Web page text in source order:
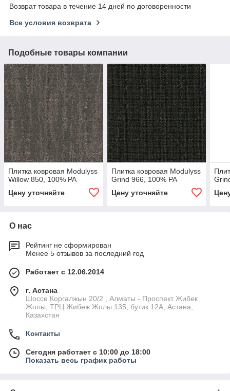
Возврат товара в течение 14 дней по договоренности
Все условия возврата
Подобные товары компании
Плитка ковровая Modulyss
Willow 850, 100% PA
Цену уточняйте
Плитка ковровая Modulyss
Grind 966, 100% PA
Цену уточняйте
О нас
Рейтинг не сформирован
Менее 5 отзывов за последний год
Работает с 12.06.2014
г. Астана
Шоссе Коргалжын 20/2 , Алматы - Проспект Жибек
Жолы, ТРЦ Жибеж Жолы 135, бутик 12А, Астана,
Казахстан
Контакты
Сегодня работает с 10:00 до 18:00
Показать весь график работы